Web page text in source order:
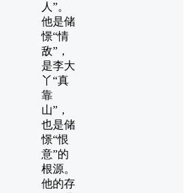
人”。
他是储
憬“情
敌”，
是李大
丫“真
靠
山”，
也是储
憬“恨
意”的
根源。
他的存